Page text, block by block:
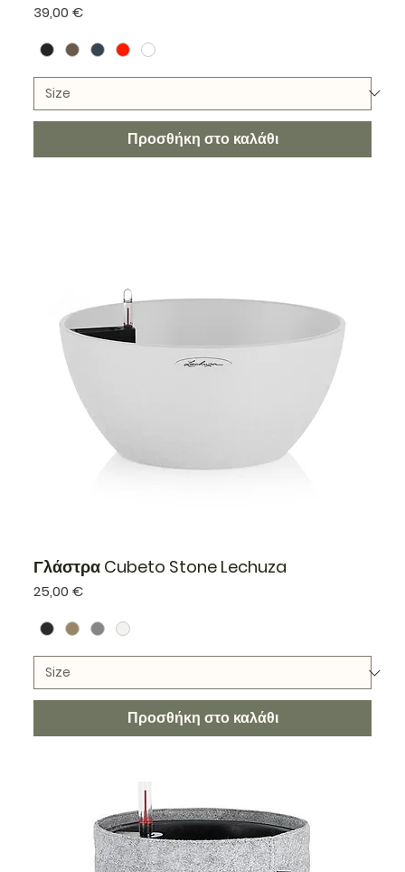
Τιμή
39,00 €
Προσθήκη στο καλάθι
Γλάστρα Cubeto Stone Lechuza
Τιμή
25,00 €
Προσθήκη στο καλάθι